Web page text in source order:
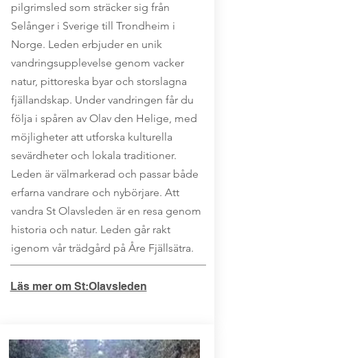
pilgrimsled som sträcker sig från
Selånger i Sverige till Trondheim i
Norge. Leden erbjuder en unik
vandringsupplevelse genom vacker
natur, pittoreska byar och storslagna
fjällandskap. Under vandringen får du
följa i spåren av Olav den Helige, med
möjligheter att utforska kulturella
sevärdheter och lokala traditioner.
Leden är välmarkerad och passar både
erfarna vandrare och nybörjare. Att
vandra St Olavsleden är en resa genom
historia och natur. Leden går rakt
igenom vår trädgård på Åre Fjällsätra.
Läs mer om St:Olavsleden